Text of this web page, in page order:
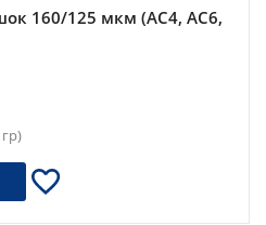
160/125 мкм (АС4, АС6,